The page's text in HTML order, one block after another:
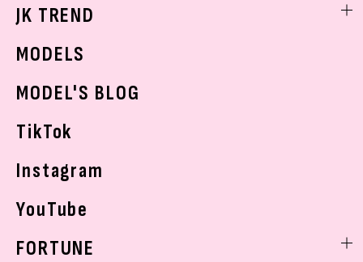
ボディケア
K-POP
モデルの購入品
JK TREND
MODELS
MODEL'S BLOG
TikTok
Instagram
YouTube
FORTUNE